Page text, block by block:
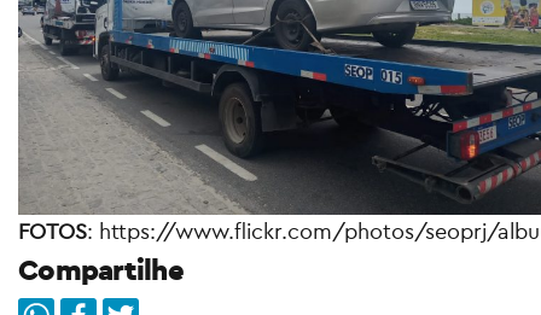
FOTOS: https://www.flickr.com/photos/seoprj/
Compartilhe